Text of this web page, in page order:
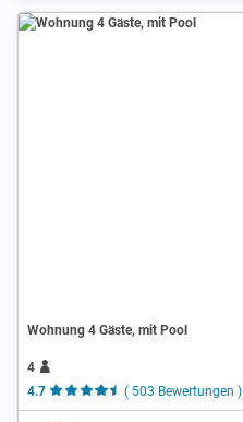
Wohnung 4 Gäste, mit Pool
4
4.7
( 503 Bewertungen )